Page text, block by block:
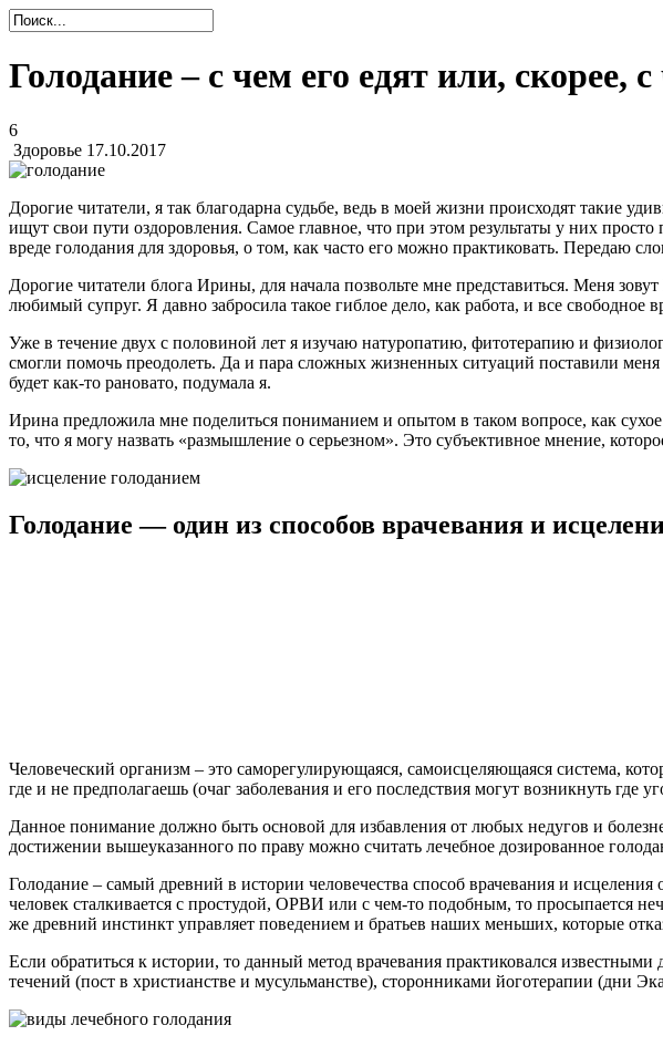
Голодание – с чем его едят или, скорее,
6
Здоровье 17.10.2017
Дорогие читатели, я так благодарна судьбе, ведь в моей жизни происходят такие
ищут свои пути оздоровления. Самое главное, что при этом результаты у них
вреде голодания для здоровья, о том, как часто его можно практиковать. Передаю
Дорогие читатели блога Ирины, для начала позвольте мне представиться. Меня
любимый супруг. Я давно забросила такое гиблое дело, как работа, и все
Уже в течение двух с половиной лет я изучаю натуропатию, фитотерапию и
смогли помочь преодолеть. Да и пара сложных жизненных ситуаций поставили
будет как-то рановато, подумала я.
Ирина предложила мне поделиться пониманием и опытом в таком вопросе, как
то, что я могу назвать «размышление о серьезном». Это субъективное мнение,
Голодание — один из способов врачевания и
Человеческий организм – это саморегулирующаяся, самоисцеляющаяся система,
где и не предполагаешь (очаг заболевания и его последствия могут возникнуть где
Данное понимание должно быть основой для избавления от любых недугов и
достижении вышеуказанного по праву можно считать лечебное дозированное
Голодание – самый древний в истории человечества способ врачевания и
человек сталкивается с простудой, ОРВИ или с чем-то подобным, то просыпается
же древний инстинкт управляет поведением и братьев наших меньших, которые
Если обратиться к истории, то данный метод врачевания практиковался
течений (пост в христианстве и мусульманстве), сторонниками йоготерапии (дни